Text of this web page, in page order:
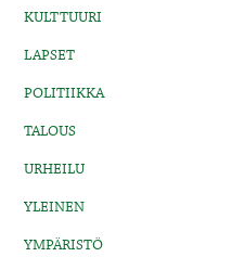
KULTTUURI
LAPSET
POLITIIKKA
TALOUS
URHEILU
YLEINEN
YMPÄRISTÖ